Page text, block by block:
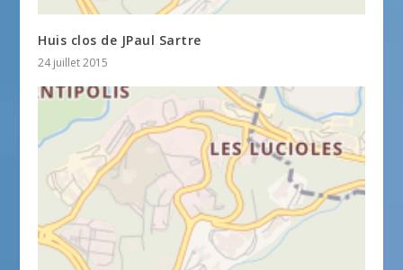
Huis clos de JPaul Sartre
24 juillet 2015